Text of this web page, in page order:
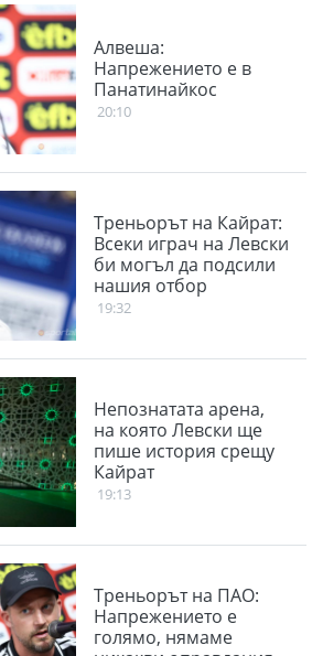
Алвеша:
Напрежението е в
Панатинайкос
20:10
Треньорът на Кайрат:
Всеки играч на Левски
би могъл да подсили
нашия отбор
19:32
Непознатата арена,
на която Левски ще
пише история срещу
Кайрат
19:13
Треньорът на ПАО:
Напрежението е
голямо, нямаме